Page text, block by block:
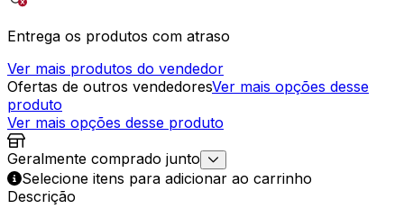
Entrega os produtos com atraso
Ver mais produtos do vendedor
Ofertas de outros vendedoresVer mais opções desse
produto
Ver mais opções desse produto
Geralmente comprado junto
Selecione itens para adicionar ao carrinho
Descrição